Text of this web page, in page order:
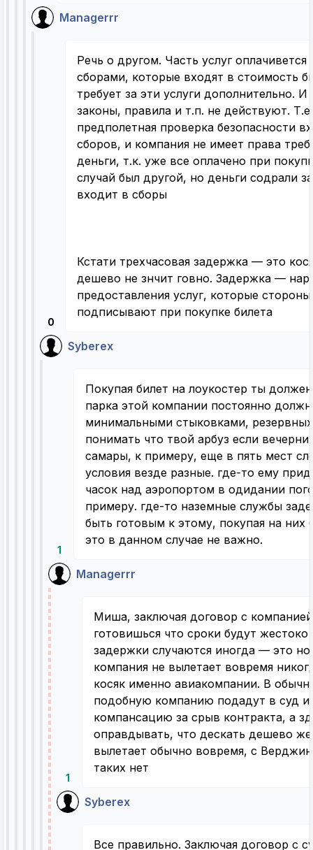
Managerrr
0
Речь о другом. Часть услуг
сборами, которые входят в стоимость
требует за эти услуги дополнительно.
законы, правила и т.п. не действуют.
предполетная проверка безопасности
сборов, и компания не имеет права
деньги, т.к. уже все оплачено при
случай был другой, но деньги содрали
входит в сборы
Кстати трехчасовая задержка — это
дешево не знчит говно. Задержка —
предоставления услуг, которые
подписывают при покупке билета
Syberex
1
Покупая билет на лоукостер ты
парка этой компании постоянно
минимальными стыковками,
понимать что твой арбуз если
самары, к примеру, еще в пять мест
условия везде разные. где-то ему
часок над аэропортом в одидании
примеру. где-то наземные службы
быть готовым к этому, покупая на них
это в данном случае не важно.
Managerrr
1
Миша, заключая договор с
готовишься что сроки будут
задержки случаются иногда — это
компания не вылетает вовремя
косяк именно авиакомпании. В
подобную компанию подадут в суд и
компансацию за срыв контракта, а
оправдывать, что дескать дешево
вылетает обычно вовремя, с
таких нет
Syberex
Все правильно. Заключая договор с